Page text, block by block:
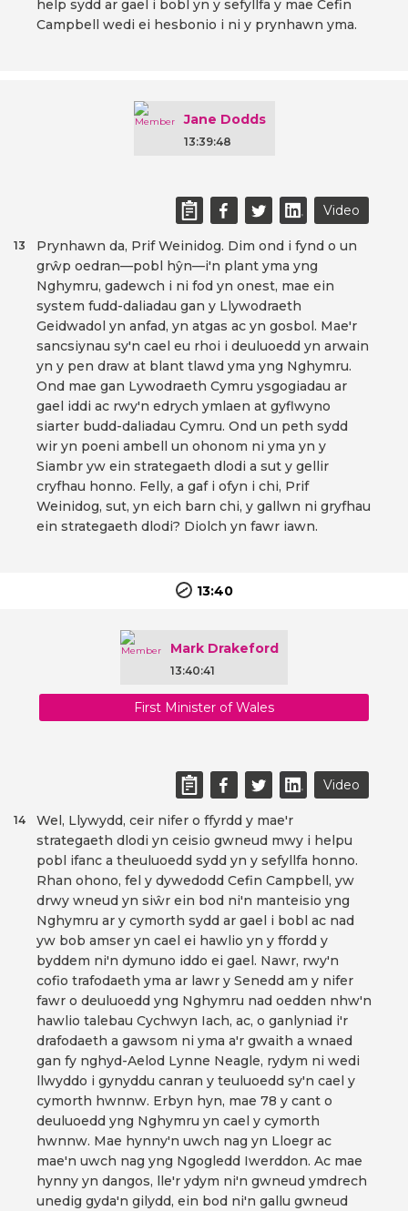
help sydd ar gael i bobl yn y sefyllfa y mae Cefin
Campbell wedi ei hesbonio i ni y prynhawn yma.
Jane Dodds
13:39:48
Video
Prynhawn da, Prif Weinidog. Dim ond i fynd o un
grŵp oedran—pobl hŷn—i'n plant yma yng
Nghymru, gadewch i ni fod yn onest, mae ein
system fudd-daliadau gan y Llywodraeth
Geidwadol yn anfad, yn atgas ac yn gosbol. Mae'r
sancsiynau sy'n cael eu rhoi i deuluoedd yn arwain
yn y pen draw at blant tlawd yma yng Nghymru.
Ond mae gan Lywodraeth Cymru ysgogiadau ar
gael iddi ac rwy'n edrych ymlaen at gyflwyno
siarter budd-daliadau Cymru. Ond un peth sydd
wir yn poeni ambell un ohonom ni yma yn y
Siambr yw ein strategaeth dlodi a sut y gellir
cryfhau honno. Felly, a gaf i ofyn i chi, Prif
Weinidog, sut, yn eich barn chi, y gallwn ni gryfhau
ein strategaeth dlodi? Diolch yn fawr iawn.
13
13:40
Mark Drakeford
13:40:41
First Minister of Wales
Video
Wel, Llywydd, ceir nifer o ffyrdd y mae'r
strategaeth dlodi yn ceisio gwneud mwy i helpu
pobl ifanc a theuluoedd sydd yn y sefyllfa honno.
Rhan ohono, fel y dywedodd Cefin Campbell, yw
drwy wneud yn siŵr ein bod ni'n manteisio yng
Nghymru ar y cymorth sydd ar gael i bobl ac nad
yw bob amser yn cael ei hawlio yn y ffordd y
byddem ni'n dymuno iddo ei gael. Nawr, rwy'n
cofio trafodaeth yma ar lawr y Senedd am y nifer
fawr o deuluoedd yng Nghymru nad oedden nhw'n
hawlio talebau Cychwyn Iach, ac, o ganlyniad i'r
drafodaeth a gawsom ni yma a'r gwaith a wnaed
gan fy nghyd-Aelod Lynne Neagle, rydym ni wedi
llwyddo i gynyddu canran y teuluoedd sy'n cael y
cymorth hwnnw. Erbyn hyn, mae 78 y cant o
deuluoedd yng Nghymru yn cael y cymorth
hwnnw. Mae hynny'n uwch nag yn Lloegr ac
mae'n uwch nag yng Ngogledd Iwerddon. Ac mae
hynny yn dangos, lle'r ydym ni'n gwneud ymdrech
unedig gyda'n gilydd, ein bod ni'n gallu gwneud
14